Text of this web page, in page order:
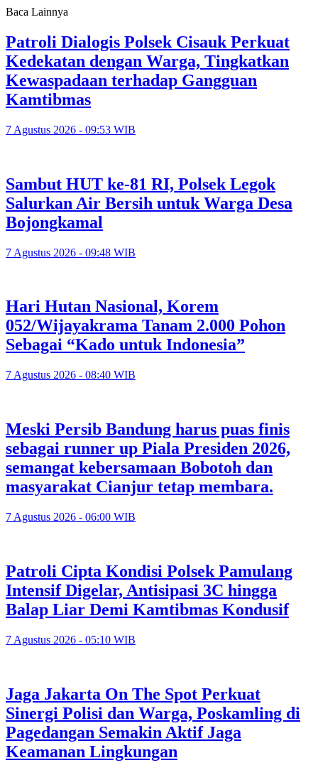
Baca Lainnya
Patroli Dialogis Polsek Cisauk Perkuat
Kedekatan dengan Warga, Tingkatkan
Kewaspadaan terhadap Gangguan
Kamtibmas
7 Agustus 2026 - 09:53 WIB
Sambut HUT ke-81 RI, Polsek Legok
Salurkan Air Bersih untuk Warga Desa
Bojongkamal
7 Agustus 2026 - 09:48 WIB
Hari Hutan Nasional, Korem
052/Wijayakrama Tanam 2.000 Pohon
Sebagai “Kado untuk Indonesia”
7 Agustus 2026 - 08:40 WIB
Meski Persib Bandung harus puas finis
sebagai runner up Piala Presiden 2026,
semangat kebersamaan Bobotoh dan
masyarakat Cianjur tetap membara.
7 Agustus 2026 - 06:00 WIB
Patroli Cipta Kondisi Polsek Pamulang
Intensif Digelar, Antisipasi 3C hingga
Balap Liar Demi Kamtibmas Kondusif
7 Agustus 2026 - 05:10 WIB
Jaga Jakarta On The Spot Perkuat
Sinergi Polisi dan Warga, Poskamling di
Pagedangan Semakin Aktif Jaga
Keamanan Lingkungan